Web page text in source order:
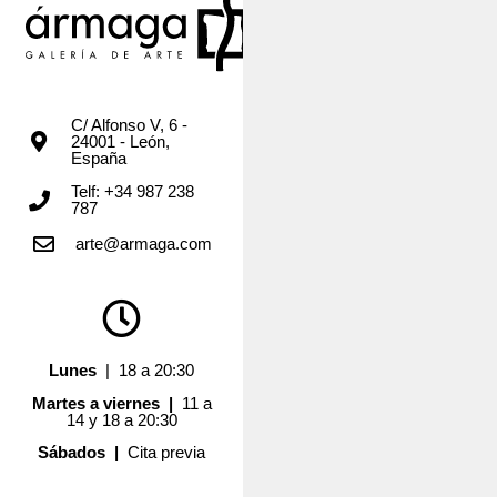
C/ Alfonso V, 6 -
24001 - León,
España
Telf: +34 987 238
787
arte@armaga.com
Lunes | 18 a 20:30
Martes a viernes | 11 a
14 y 18 a 20:30
Sábados |Cita previa